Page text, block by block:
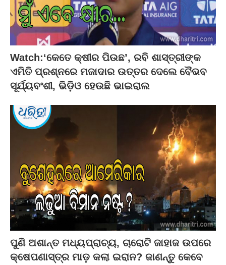
Watch:‘କେତେ କ୍ଷୀର ପିଉଛ’, ରବି ଶାସ୍ତ୍ରୀଙ୍କ
ଏମିତି ପ୍ରଶ୍ନରେ ମଜାଦାର ଉତ୍ତର ଦେଲେ ବୈଭବ
ସୂର୍ଯ୍ୟବଂଶୀ, ଭିଡ଼ିଓ ହେଉଛି ଭାଇରାଲ
ପୁଣି ଅଶାନ୍ତ ମଧ୍ୟପ୍ରାଚ୍ୟ, ଚାରୋଟି ଜାହାଜ ଉପରେ
କ୍ଷେପଣାସ୍ତ୍ର ମାଡ଼ କଲା ଇରାନ? ଜାଣନ୍ତୁ କେବେ